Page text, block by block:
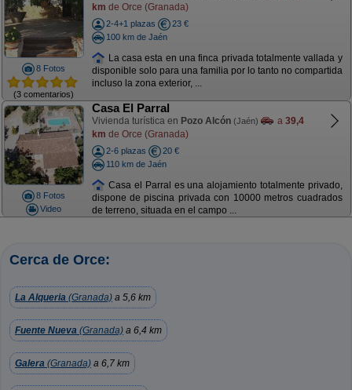
8 Fotos
(3 comentarios)
km de Orce (Granada)
2-4+1 plazas
23 €
100 km de Jaén
La casa esta en una finca privada totalmente vallada y
disponible solo para una familia por lo tanto no compartida
incluso la zona exterior, ...
8 Fotos
Video
Casa El Parral
Vivienda turística en Pozo Alcón (Jaén) a 39,4
km de Orce (Granada)
2-6 plazas
20 €
110 km de Jaén
Casa el Parral es una alojamiento totalmente privado,
dispone de piscina privada con 10000 metros cuadrados
de terreno, situada en el campo ...
Cerca de Orce:
La Alqueria (Granada) a 5,6 km
Fuente Nueva (Granada) a 6,4 km
Galera (Granada) a 6,7 km